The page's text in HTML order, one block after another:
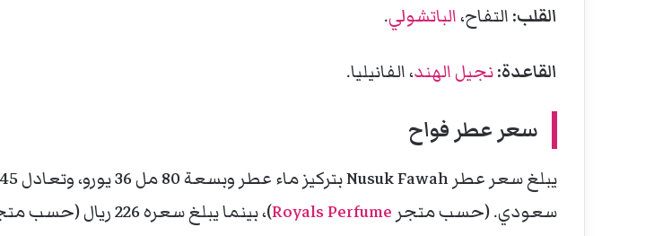
القلب: التفاح،الباتشولي.
القاعدة:نجيل الهند، الفانيليا.
سعر عطر فواح
سعودي. (حسب متجر Royals Perfume)، بينما يبلغ سعره 226 ريال (حسب متجر